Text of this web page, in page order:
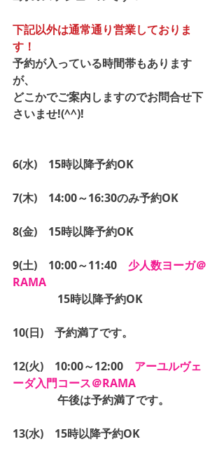
下記以外は通常通り営業しておりま
す！
予約が入っている時間帯もあります
が、
どこかでご案内しますのでお問合せ下
さいませ!(^^)!
6(水)　15時以降予約OK
7(木)　14:00～16:30のみ予約OK
8(金)　15時以降予約OK
9(土)　10:00～11:40 少人数ヨーガ＠
RAMA
15時以降予約OK
10(日)　予約満了です。
12(火)　10:00～12:00 アーユルヴェ
ーダ入門コース＠RAMA
午後は予約満了です。
13(水)　15時以降予約OK